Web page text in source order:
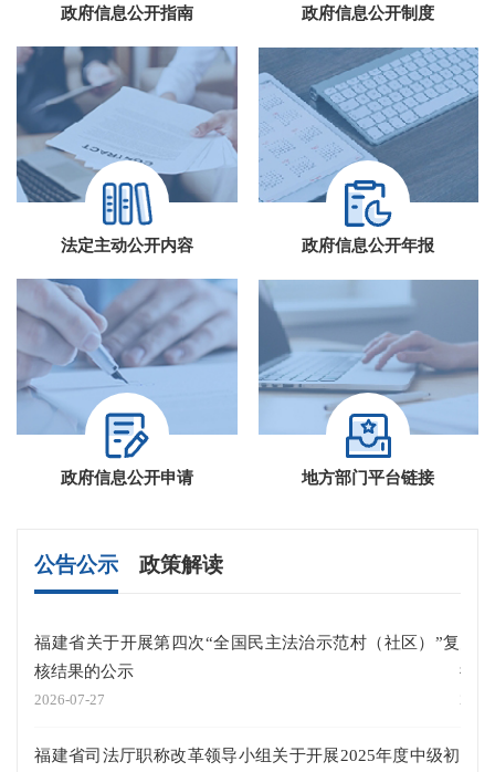
政府信息公开指南 政府信息公开制度
法定主动公开内容 政府信息公开年报
政府信息公开申请 地方部门平台链接
公告公示 政策解读
福建省关于开展第四次“全国民主法治示范村（社区）”复
核结果的公示
2026-07-27
福建省司法厅职称改革领导小组关于开展2025年度中级初
律